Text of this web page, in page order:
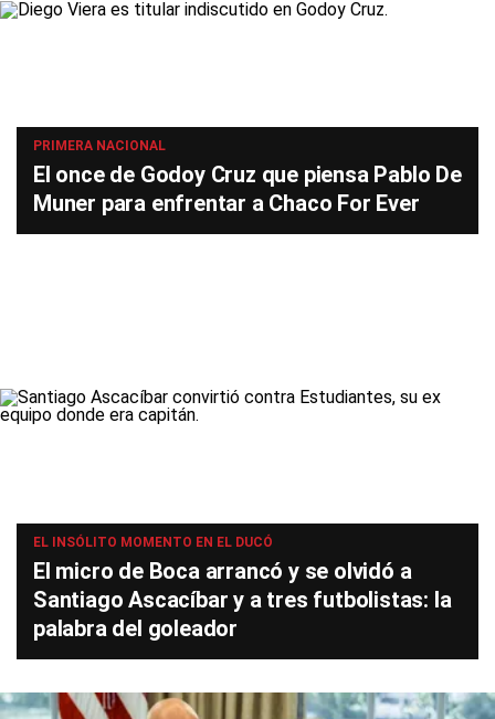
PRIMERA NACIONAL
El once de Godoy Cruz que piensa Pablo De
Muner para enfrentar a Chaco For Ever
EL INSÓLITO MOMENTO EN EL DUCÓ
El micro de Boca arrancó y se olvidó a
Santiago Ascacíbar y a tres futbolistas: la
palabra del goleador